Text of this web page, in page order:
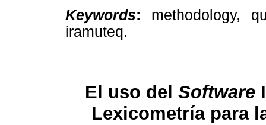
Keywords: methodology,
iramuteq.
El uso del Software
Lexicometría para